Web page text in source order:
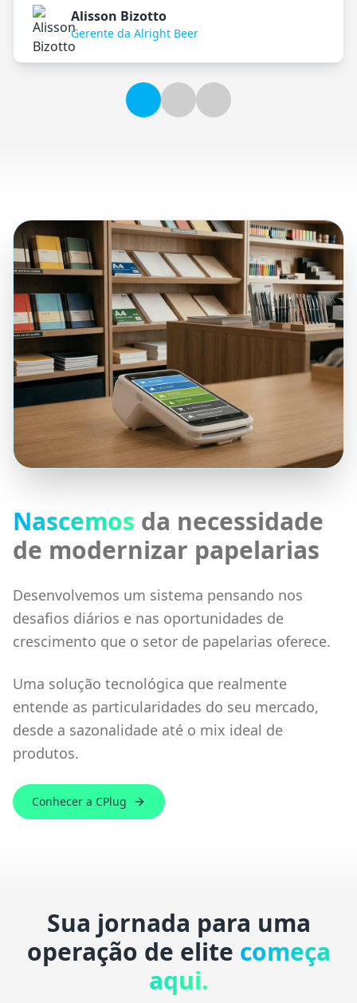
Alisson Bizotto
Gerente da Alright Beer
Nascemos da necessidade
de modernizar papelarias
Desenvolvemos um sistema pensando nos
desafios diários e nas oportunidades de
crescimento que o setor de papelarias oferece.
Uma solução tecnológica que realmente
entende as particularidades do seu mercado,
desde a sazonalidade até o mix ideal de
produtos.
Conhecer a CPlug
Sua jornada para uma
operação de elite começa
aqui.